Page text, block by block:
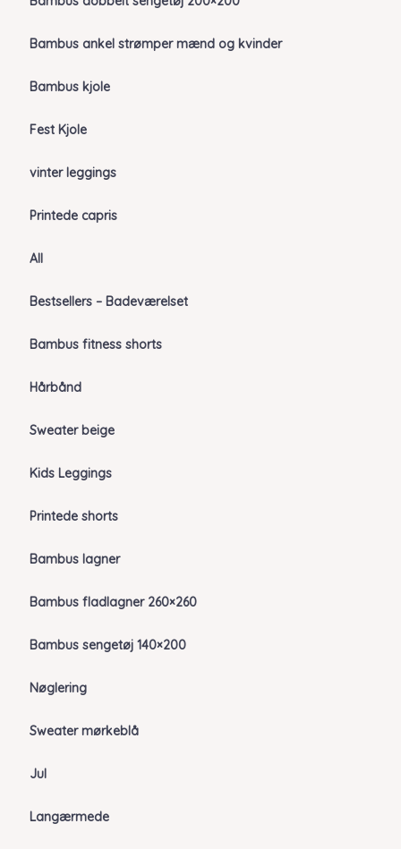
Bambus ankel strømper mænd og kvinder
Bambus kjole
Fest Kjole
vinter leggings
Printede capris
All
Bestsellers – Badeværelset
Bambus fitness shorts
Hårbånd
Sweater beige
Kids Leggings
Printede shorts
Bambus lagner
Bambus fladlagner 260×260
Bambus sengetøj 140×200
Nøglering
Sweater mørkeblå
Jul
Langærmede